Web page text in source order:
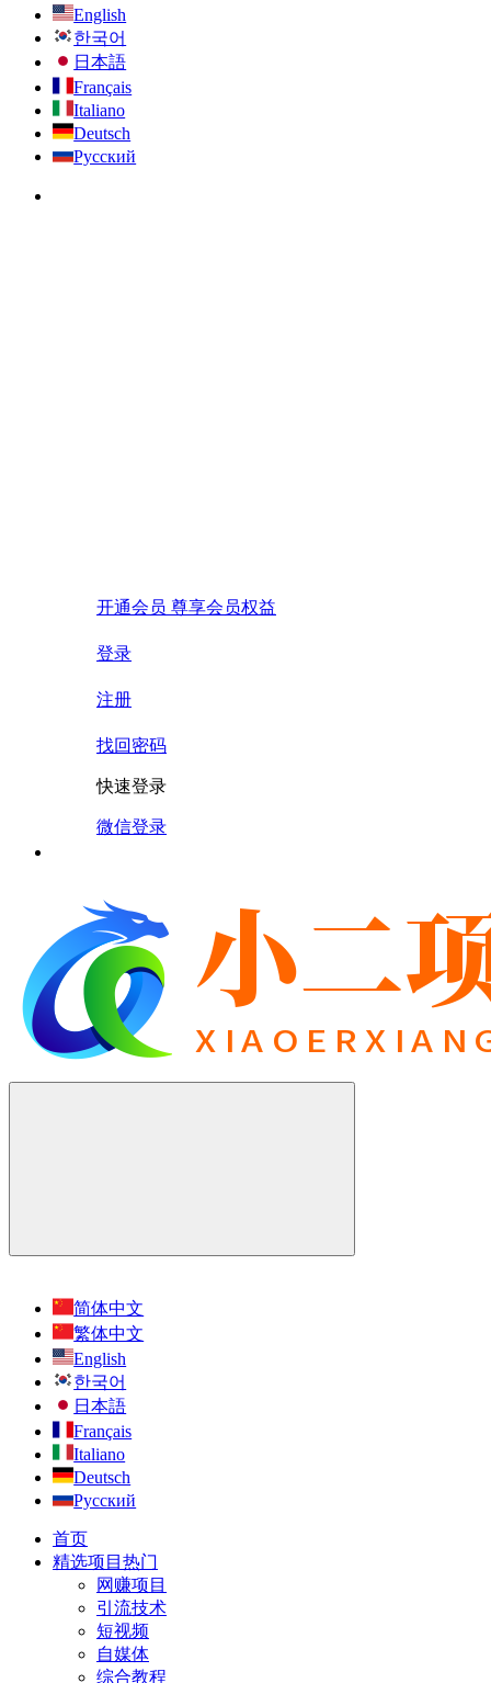
English
한국어
日本語
Français
Italiano
Deutsch
Русский
开通会员 尊享会员权益
登录
注册
找回密码
快速登录
微信登录
简体中文
繁体中文
English
한국어
日本語
Français
Italiano
Deutsch
Русский
首页
精选项目 热门
网赚项目
引流技术
短视频
自媒体
综合教程